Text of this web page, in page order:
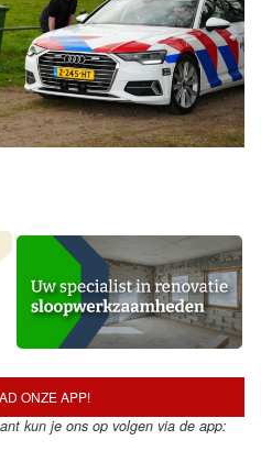
ONZE APP!
kun je ons op volgen via de app: